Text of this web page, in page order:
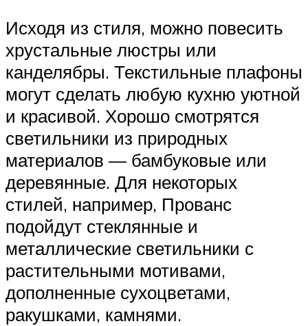
Исходя из стиля, можно повесить
хрустальные люстры или
канделябры. Текстильные плафоны
могут сделать любую кухню уютной
и красивой. Хорошо смотрятся
светильники из природных
материалов — бамбуковые или
деревянные. Для некоторых
стилей, например, Прованс
подойдут стеклянные и
металлические светильники с
растительными мотивами,
дополненные сухоцветами,
ракушками, камнями.